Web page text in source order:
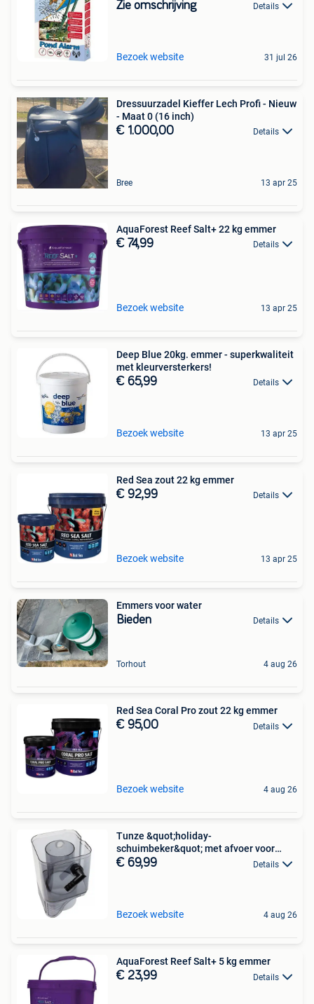
Zie omschrijving Details
Bezoek website 31 jul 26
Dressuurzadel Kieffer Lech Profi - Nieuw
- Maat 0 (16 inch)
€ 1.000,00 Details
Bree 13 apr 25
AquaForest Reef Salt+ 22 kg emmer
€ 74,99 Details
Bezoek website 13 apr 25
Deep Blue 20kg. emmer - superkwaliteit
met kleurversterkers!
€ 65,99 Details
Bezoek website 13 apr 25
Red Sea zout 22 kg emmer
€ 92,99 Details
Bezoek website 13 apr 25
Emmers voor water
Bieden Details
Torhout 4 aug 26
Red Sea Coral Pro zout 22 kg emmer
€ 95,00 Details
Bezoek website 4 aug 26
Tunze &quot;holiday-
schuimbeker&quot; met afvoer voor
afschu
€ 69,99 Details
Bezoek website 4 aug 26
AquaForest Reef Salt+ 5 kg emmer
€ 23,99 Details